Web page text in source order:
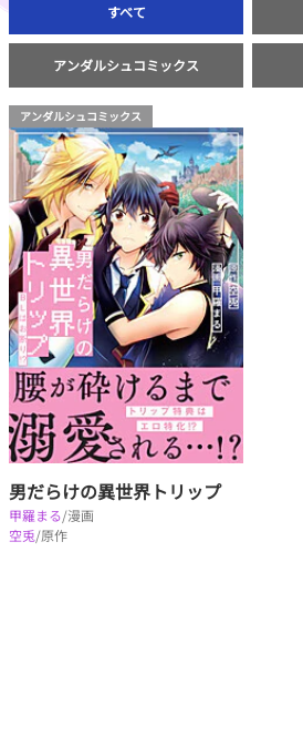
すべて
アンダルシュコミックス
アンダルシュコミックス
男だらけの異世界トリップ
甲羅まる/漫画
空兎/原作